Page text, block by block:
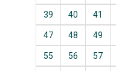
39 40 41
47 48 49
55 56 57